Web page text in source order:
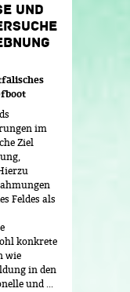
UND
im
Ziel
Feldes als
konkrete
wie
in den
und ...